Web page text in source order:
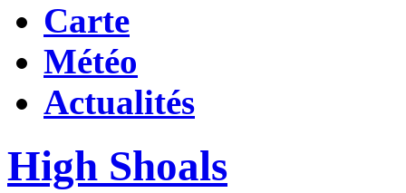
Carte
Météo
Actualités
High Shoals